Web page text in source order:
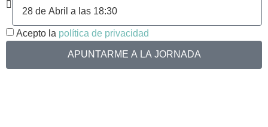
Acepto la política de privacidad
APUNTARME A LA JORNADA